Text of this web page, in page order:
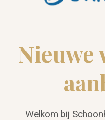
Nieuwe
Welkom bij